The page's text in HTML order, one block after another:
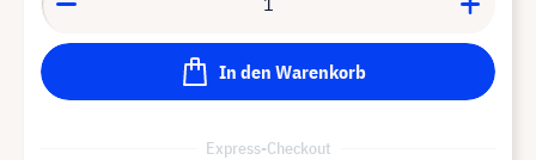
In den Warenkorb
Express-Checkout